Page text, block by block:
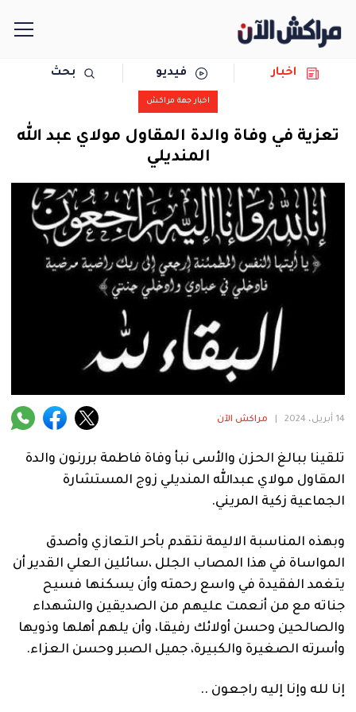
مجتمع
رياضة
حوادث
منوعة
اخبار فيديو بحث
اخبار جهة مراكش
تعزية في وفاة والدة المقاول مولاي عبد الله
المنديلي
14 أبريل، 2024 مراكش الآن
تلقينا ببالغ الحزن والأسى نبأ وفاة فاطمة بررنون والدة
المقاول مولاي عبدالله المنديلي زوج المستشارة
الجماعية زكية المريني.
وبهذه المناسبة الاليمة نتقدم بأحر التعازي وأصدق
المواساة في هذا المصاب الجلل ،سائلين العلي القدير أن
يتغمد الفقيدة في واسع رحمته وأن يسكنها فسيح
جناته مع من أنعمت عليهم من الصديقين والشهداء
والصالحين وحسن أولائك رفيقا، وأن يلهم أهلها وذويها
وأسرته الصغيرة والكبيرة، جميل الصبر وحسن العزاء.
إنا لله وإنا إليه راجعون ..